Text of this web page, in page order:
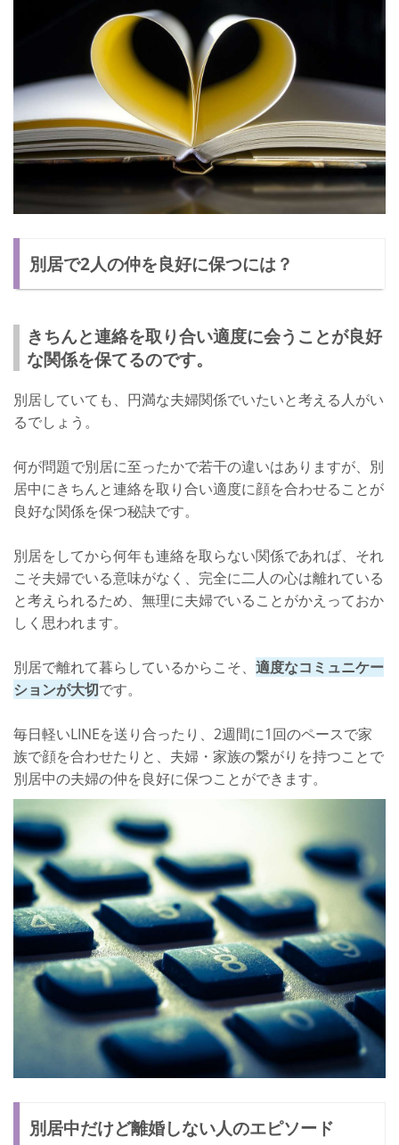
別居で2人の仲を良好に保つには？
きちんと連絡を取り合い適度に会うことが良好
な関係を保てるのです。
別居していても、円満な夫婦関係でいたいと考える人がい
るでしょう。
何が問題で別居に至ったかで若干の違いはありますが、別
居中にきちんと連絡を取り合い適度に顔を合わせることが
良好な関係を保つ秘訣です。
別居をしてから何年も連絡を取らない関係であれば、それ
こそ夫婦でいる意味がなく、完全に二人の心は離れている
と考えられるため、無理に夫婦でいることがかえっておか
しく思われます。
別居で離れて暮らしているからこそ、 適度なコミュニケー
ションが大切です。
毎日軽いLINEを送り合ったり、2週間に1回のペースで家
族で顔を合わせたりと、夫婦・家族の繋がりを持つことで
別居中の夫婦の仲を良好に保つことができます。
別居中だけど離婚しない人のエピソード